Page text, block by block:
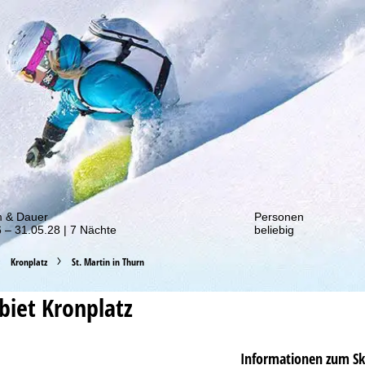
unseren Rabatt-Aktionen!
& Dauer
– 31.05.28 | 7 Nächte
Personen
beliebig
Kronplatz St. Martin in Thurn
Kronplatz
Informationen zum